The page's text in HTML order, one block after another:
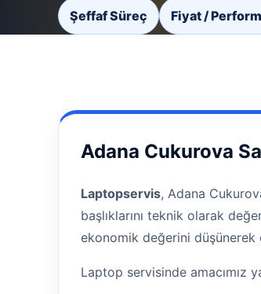
Şeffaf Süreç Fiyat /
Adana Cukurova
Laptopservis, Adana
başlıklarını teknik olarak
ekonomik değerini düşünerek
Laptop servisinde amacımız